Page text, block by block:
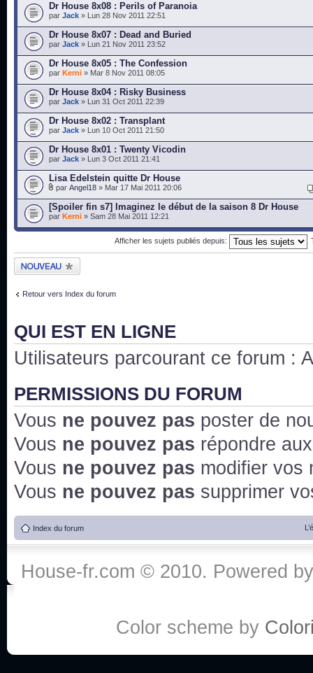
Dr House 8x08 : Perils of Paranoia
par Jack » Lun 28 Nov 2011 22:51
Dr House 8x07 : Dead and Buried
par Jack » Lun 21 Nov 2011 23:52
Dr House 8x05 : The Confession
par Kerni » Mar 8 Nov 2011 08:05
Dr House 8x04 : Risky Business
par Jack » Lun 31 Oct 2011 22:39
Dr House 8x02 : Transplant
par Jack » Lun 10 Oct 2011 21:50
Dr House 8x01 : Twenty Vicodin
par Jack » Lun 3 Oct 2011 21:41
Lisa Edelstein quitte Dr House
par Angel18 » Mar 17 Mai 2011 20:06
[Spoiler fin s7] Imaginez le début de la saison 8 Dr House
par Kerni » Sam 28 Mai 2011 12:21
Afficher les sujets publiés depuis:
Publier un nouveau
sujet
Retour vers Index du forum
QUI EST EN LIGNE
Utilisateurs parcourant ce forum :
PERMISSIONS DU FORUM
Vous ne pouvez pas poster de
Vous ne pouvez pas répondre
Vous ne pouvez pas modifier vos
Vous ne pouvez pas supprimer
Index du forum
House-fr.com © 2010. Powered
Color scheme by